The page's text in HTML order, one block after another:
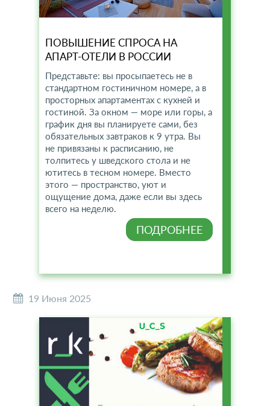
ПОВЫШЕНИЕ СПРОСА НА
АПАРТ-ОТЕЛИ В РОССИИ
Представьте: вы просыпаетесь не в
стандартном гостиничном номере, а в
просторных апартаментах с кухней и
гостиной. За окном — море или горы, а
график дня вы планируете сами, без
обязательных завтраков к 9 утра. Вы
не привязаны к расписанию, не
толпитесь у шведского стола и не
ютитесь в тесном номере. Вместо
этого — пространство, уют и
ощущение дома, даже если вы здесь
всего на неделю.
ПОДРОБНЕЕ
19 Июня 2025